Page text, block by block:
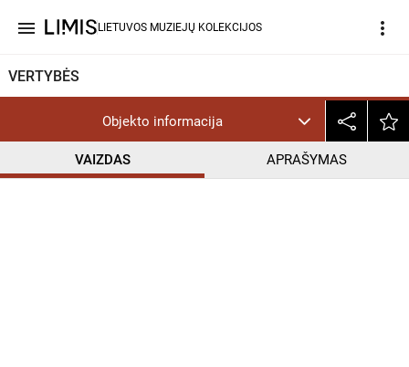
menu LIETUVOS MUZIEJŲ KOLEKCIJOS more_vert
VERTYBĖS
Objekto informacija
VAIZDAS APRAŠYMAS